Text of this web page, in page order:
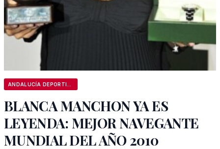
BLANCA MANCHON YA ES
LEYENDA: MEJOR NAVEGANTE
MUNDIAL DEL AÑO 2010